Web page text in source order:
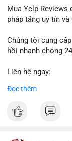
dịch, khả năng
lời ngắn hạn.
được theo dõi
biến động giá cục
Lời khuyên: Nhà
nhận dòng tiền
Mua Yelp
pháp tăng uy tín
Chúng tôi cung
hồi nhanh chóng
Liên hệ ngay:
✈️ Telegram:
LocalPvaShop –
Đọc thêm